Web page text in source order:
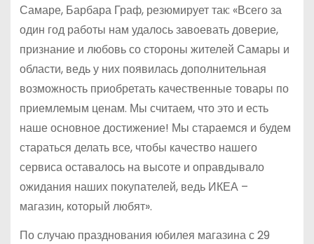
Самаре, Барбара Граф, резюмирует так: «Всего за
один год работы нам удалось завоевать доверие,
признание и любовь со стороны жителей Самары и
области, ведь у них появилась дополнительная
возможность приобретать качественные товары по
приемлемым ценам. Мы считаем, что это и есть
наше основное достижение! Мы стараемся и будем
стараться делать все, чтобы качество нашего
сервиса оставалось на высоте и оправдывало
ожидания наших покупателей, ведь ИКЕА –
магазин, который любят».
По случаю празднования юбилея магазина с 29